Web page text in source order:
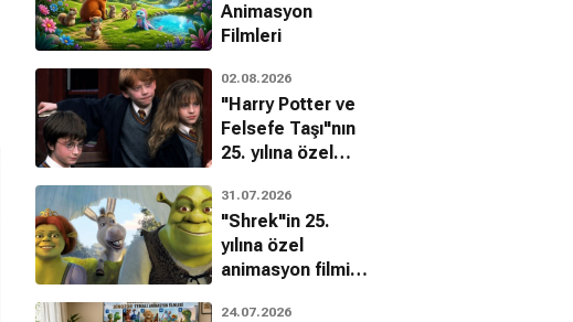
Animasyon
Filmleri
02.08.2026
"Harry Potter ve
Felsefe Taşı"nın
25. yılına özel
bilinmeyenleri!
31.07.2026
"Shrek"in 25.
yılına özel
animasyon filmin
24.07.2026